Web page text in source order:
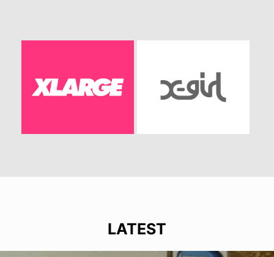
LATEST